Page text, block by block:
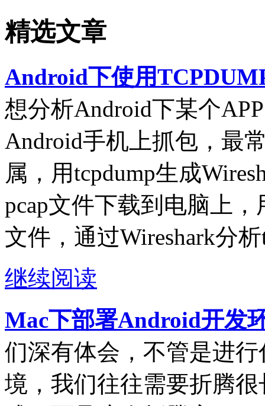
精选文章
Android下使用
想分析Android下某个
Android手机上抓包，最
属，用tcpdump生成
pcap文件下载到电脑上，
文件，通过Wireshark分
继续阅读
Mac下部署Android开发
们深有体会，不管是进
境，我们往往需要折腾